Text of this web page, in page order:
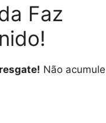
Faz
Não acumule